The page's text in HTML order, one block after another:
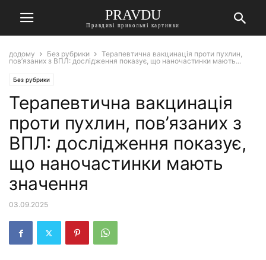
PRAVDU
Правдиві прикольні картинки
додому Без рубрики
Терапевтична вакцинація проти пухлин,
пов’язаних з ВПЛ: дослідження показує, що наночастинки мають...
Без рубрики
Терапевтична вакцинація
проти пухлин, пов’язаних з
ВПЛ: дослідження показує,
що наночастинки мають
значення
03.09.2025